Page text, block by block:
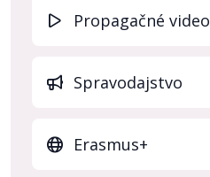
Propagačné video
Spravodajstvo
Erasmus+